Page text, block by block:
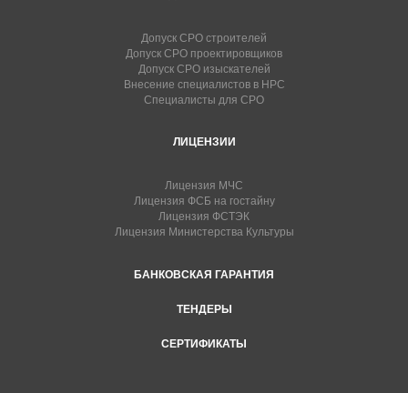
Допуск СРО строителей
Допуск СРО проектировщиков
Допуск СРО изыскателей
Внесение специалистов в НРС
Специалисты для СРО
ЛИЦЕНЗИИ
Лицензия МЧС
Лицензия ФСБ на гостайну
Лицензия ФСТЭК
Лицензия Министерства Культуры
БАНКОВСКАЯ ГАРАНТИЯ
ТЕНДЕРЫ
СЕРТИФИКАТЫ